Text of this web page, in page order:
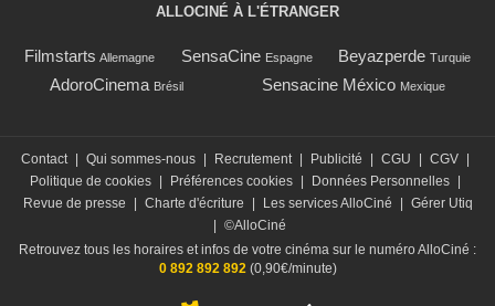
ALLOCINÉ À L'ÉTRANGER
Filmstarts Allemagne SensaCine Espagne Beyazperde Turquie
AdoroCinema Brésil Sensacine México Mexique
Contact Qui sommes-nous Recrutement Publicité CGU CGV
Politique de cookies
Préférences cookies Données Personnelles
Revue de presse
Charte d'écriture Les services AlloCiné
Gérer Utiq
©AlloCiné
Retrouvez tous les horaires et infos de votre cinéma sur le numéro AlloCiné :
0 892 892 892(0,90€/minute)